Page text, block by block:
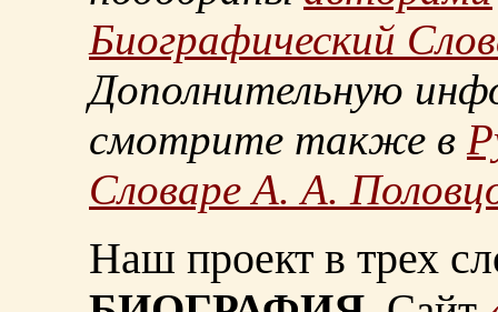
Биографический
Дополнительную
смотрите также в
Словаре А. А.
Наш проект в трех